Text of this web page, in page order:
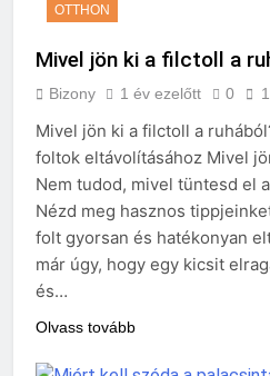
OTTHON
Mivel jön ki a filctoll a
Bizony 1 év ezelőtt 0
Mivel jön ki a filctoll a
foltok eltávolításához Mivel
Nem tudod, mivel tüntesd el
Nézd meg hasznos
folt gyorsan és hatékonyan
már úgy, hogy egy kicsit
és…
Olvass tovább